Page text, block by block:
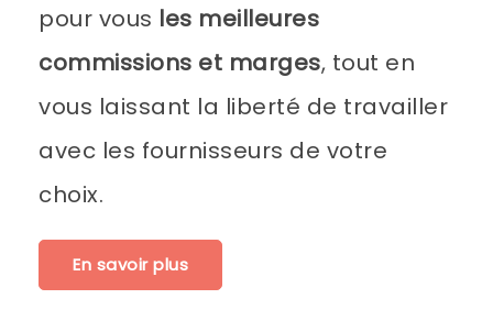
pour vous les meilleures
commissions et marges, tout en
vous laissant la liberté de travailler
avec les fournisseurs de votre
choix.
En savoir plus